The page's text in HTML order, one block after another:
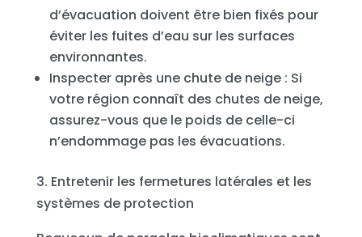
d’évacuation doivent être bien fixés pour
éviter les fuites d’eau sur les surfaces
environnantes.
Inspecter après une chute de neige : Si
votre région connaît des chutes de neige,
assurez-vous que le poids de celle-ci
n’endommage pas les évacuations.
3. Entretenir les fermetures latérales et les
systèmes de protection